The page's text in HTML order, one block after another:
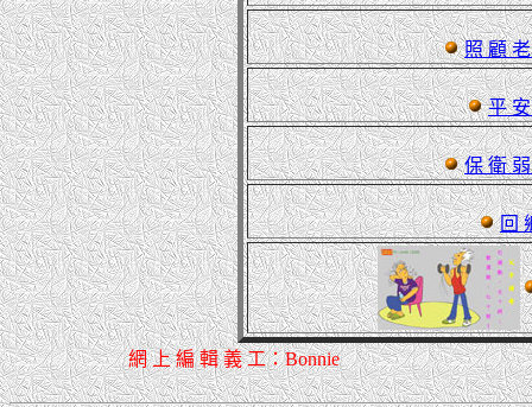
照 顧
平
保 衛
回
網 上 編 輯 義 工：Bonnie